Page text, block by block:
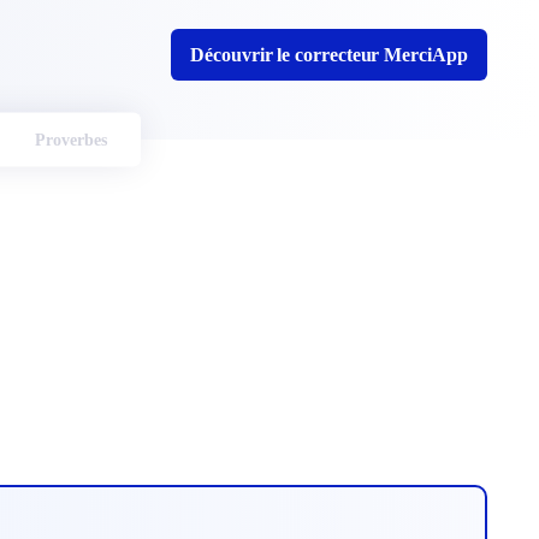
Découvrir le correcteur MerciApp
Proverbes